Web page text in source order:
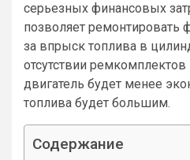
серьезных финансовых
позволяет ремонтировать
за впрыск топлива в
отсутствии
двигатель будет менее
топлива будет большим.
Содержание